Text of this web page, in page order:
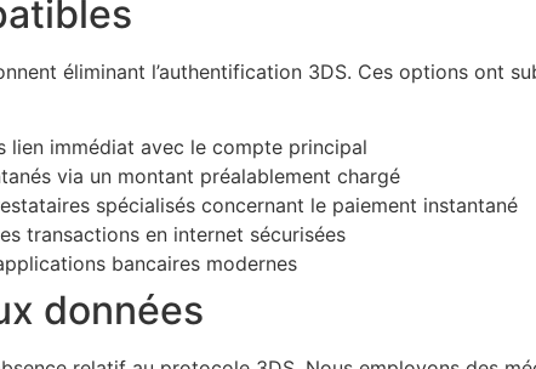
éliminant l’authentification 3DS. Ces options ont
lien immédiat avec le compte principal
via un montant préalablement chargé
spécialisés concernant le paiement instantané
transactions en internet sécurisées
bancaires modernes
données